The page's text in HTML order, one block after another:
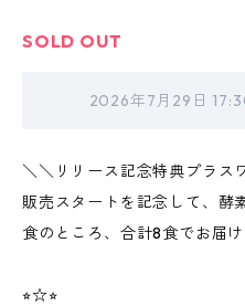
SOLD OUT
2026年7月29日
＼＼リリース記念特典プラス
販売スタートを記念して、酵
食のところ、合計8食でお届け
⭐︎☆⭐︎